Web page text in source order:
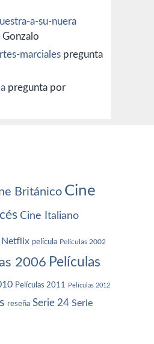
a-su-nuera
marciales pregunta
pregunta por
Británico Cine
Cine Italiano
Netflix película Películas 2002
2006 Películas
Películas 2011 Películas 2012
reseña Serie 24 Serie